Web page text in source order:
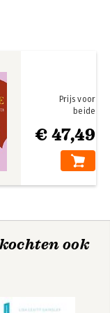
€ 47,49
Prijs voor
beide
ook